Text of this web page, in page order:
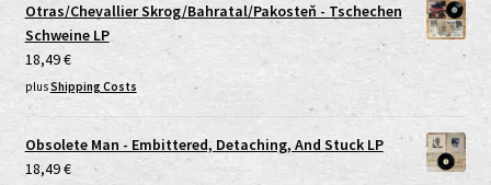
Otras/Chevallier Skrog/Bahratal/Pakosteň - Tschechen
Schweine LP
18,49€
plusShipping Costs
Obsolete Man - Embittered, Detaching, And Stuck LP
18,49€